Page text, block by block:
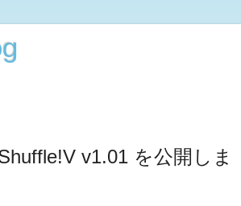
v1.01 を公開しま